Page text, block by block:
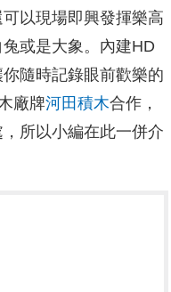
以現場即興發揮樂高
或是大象。內建HD
隨時記錄眼前歡樂的
廠牌河田積木合作，
所以小編在此一併介